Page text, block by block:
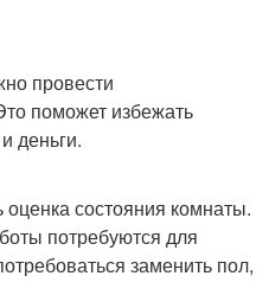
провести
поможет избежать
деньги.
состояния комнаты.
потребуются для
заменить пол,